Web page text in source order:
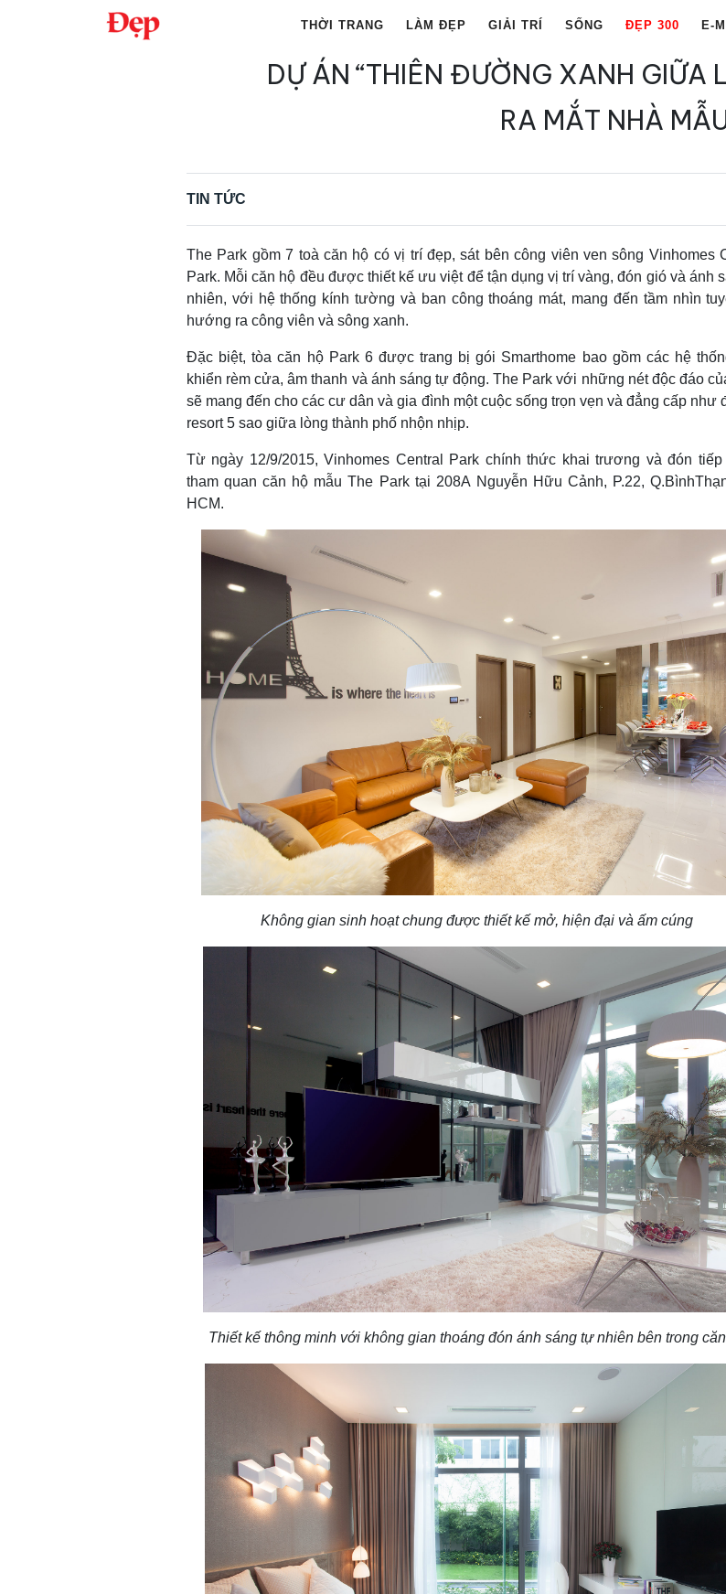
THỜI TRANG LÀM ĐẸP GIẢI TRÍ SỐNG ĐẸP 300 E-
DỰ ÁN “THIÊN ĐƯỜNG XANH GIỮA
RA MẮT NHÀ
TIN TỨC
The Park gồm 7 toà căn hộ có vị trí đẹp, sát bên công viên ven sông Vinhomes
Park. Mỗi căn hộ đều được thiết kế ưu việt để tận dụng vị trí vàng, đón gió và ánh
nhiên, với hệ thống kính tường và ban công thoáng mát, mang đến tầm nhìn
hướng ra công viên và sông xanh.
Đặc biệt, tòa căn hộ Park 6 được trang bị gói Smarthome bao gồm các hệ
khiển rèm cửa, âm thanh và ánh sáng tự động. The Park với những nét độc đáo
sẽ mang đến cho các cư dân và gia đình một cuộc sống trọn vẹn và đẳng cấp như
resort 5 sao giữa lòng thành phố nhộn nhịp.
Từ ngày 12/9/2015, Vinhomes Central Park chính thức khai trương và đón tiếp
tham quan căn hộ mẫu The Park tại 208A Nguyễn Hữu Cảnh, P.22,
HCM.
Không gian sinh hoạt chung được thiết kế mở, hiện đại và ấm cúng
Thiết kế thông minh với không gian thoáng đón ánh sáng tự nhiên bên trong